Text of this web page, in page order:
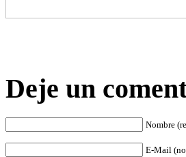
Deje un
Nombre
E-Mail